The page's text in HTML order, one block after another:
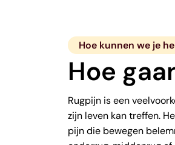
Hoe kunnen we je
Hoe
Rugpijn is een
zijn leven kan treffen.
pijn die bewegen